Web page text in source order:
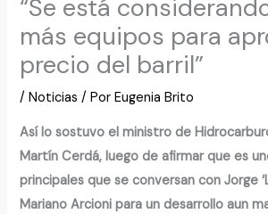
“Se está
más equipos para
precio del barril”
/Noticias / PorEugenia Brito
Así lo sostuvo el ministro de
Martín Cerdá, luego de afirmar que es
principales que se conversan con Jorge
Mariano Arcioni para un desarrollo aun